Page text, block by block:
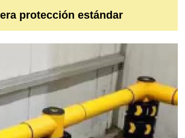
protección estándar